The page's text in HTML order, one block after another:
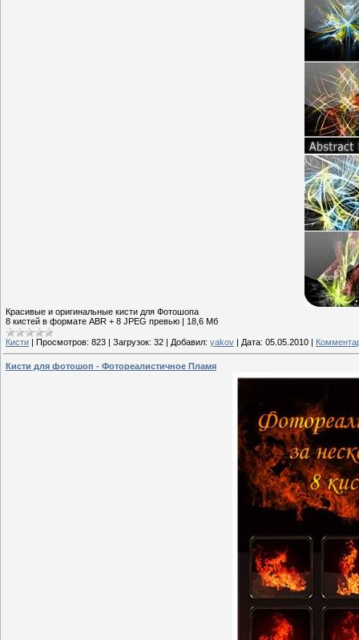
Красивые и оригинальные кисти для Фотошопа
8 кистей в формате ABR + 8 JPEG превью | 18,6 Мб
Кисти | Просмотров: 823 | Загрузок: 32 | Добавил: yakov | Дата: 05.05.2010 |
Кисти для фотошоп - Фотореалистичное Пламя